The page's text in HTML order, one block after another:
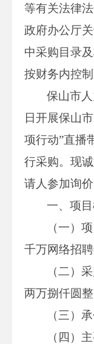
等有关法律
政府办公厅
中采购目录
按财务内控制
保山市
日开展保山
项行动”直播
行采购。现
请人参加询价
一、项
（一）
千万网络招
（二）
两万捌仟圆整
（三）
（四）